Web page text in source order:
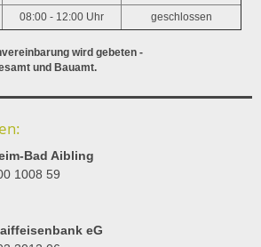
08:00 - 12:00 Uhr geschlossen
wird gebeten -
und Bauamt.
Bad Aibling
1008 59
eG